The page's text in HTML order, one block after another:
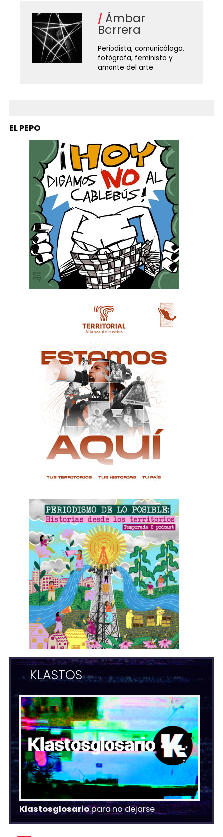
Ámbar
Barrera
Periodista, comunicóloga,
fotógrafa, feminista y
amante del arte.
EL PEPO
KLASTOS
Klastosglosariopara no dejarse